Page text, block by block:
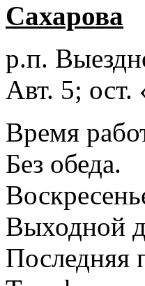
Сахарова
р.п.
Авт. 5;
Время
Без обеда.
Выходной
Последняя